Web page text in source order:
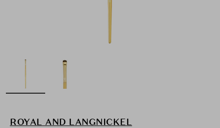
ROYAL AND LANGNICKEL